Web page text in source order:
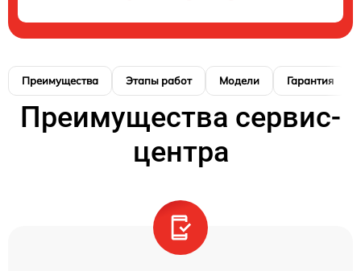
Преимущества Этапы работ Модели Гарантия
Преимущества сервис-
центра